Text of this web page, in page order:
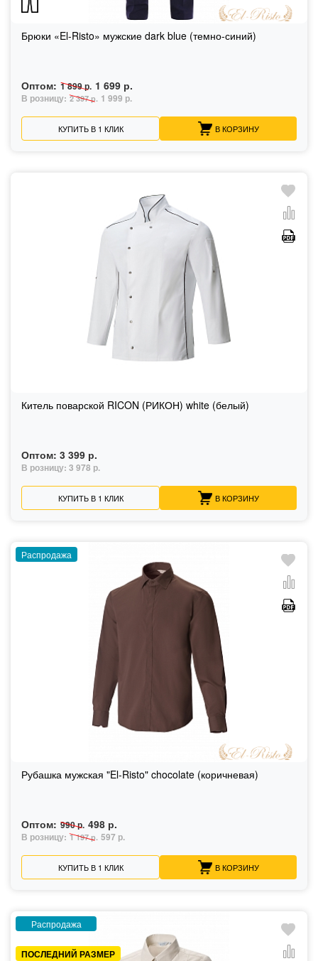
Брюки «El-Risto» мужские dark blue (темно-синий)
Оптом: 1 899 р. 1 699 р.
В розницу: 2 397 р. 1 999 р.
КУПИТЬ В 1 КЛИК В КОРЗИНУ
Китель поварской RICON (РИКОН) white (белый)
Оптом: 3 399 р.
В розницу: 3 978 р.
КУПИТЬ В 1 КЛИК В КОРЗИНУ
Распродажа
Рубашка мужская "El-Risto" chocolate (коричневая)
Оптом: 990 р. 498 р.
В розницу: 1 197 р. 597 р.
КУПИТЬ В 1 КЛИК В КОРЗИНУ
Распродажа
ПОСЛЕДНИЙ РАЗМЕР